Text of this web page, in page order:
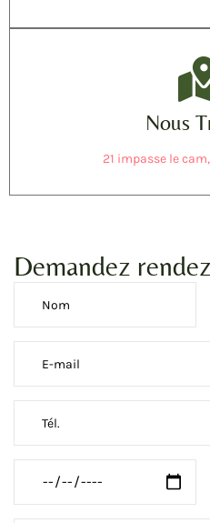
Nous
21 impasse le
Demandez